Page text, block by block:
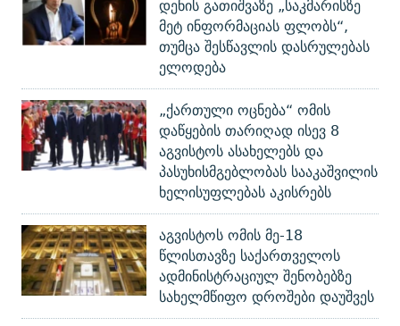
დენის გათიშვაზე „საკმარისზე
მეტ ინფორმაციას ფლობს“,
თუმცა შესწავლის დასრულებას
ელოდება
„ქართული ოცნება“ ომის
დაწყების თარიღად ისევ 8
აგვისტოს ასახელებს და
პასუხისმგებლობას სააკაშვილის
ხელისუფლებას აკისრებს
აგვისტოს ომის მე-18
წლისთავზე საქართველოს
ადმინისტრაციულ შენობებზე
სახელმწიფო დროშები დაუშვეს